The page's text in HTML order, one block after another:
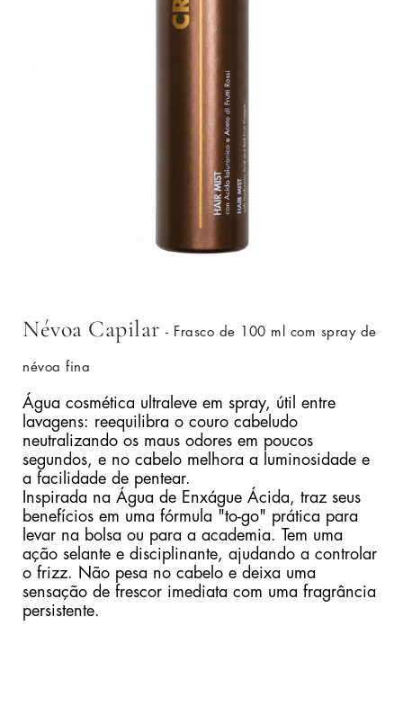
Névoa Capilar - Frasco de 100 ml com spray de
névoa fina
Água cosmética ultraleve em spray, útil entre
lavagens: reequilibra o couro cabeludo
neutralizando os maus odores em poucos
segundos, e no cabelo melhora a luminosidade e
a facilidade de pentear.
Inspirada na Água de Enxágue Ácida, traz seus
benefícios em uma fórmula "to-go" prática para
levar na bolsa ou para a academia. Tem uma
ação selante e disciplinante, ajudando a controlar
o frizz. Não pesa no cabelo e deixa uma
sensação de frescor imediata com uma fragrância
persistente.